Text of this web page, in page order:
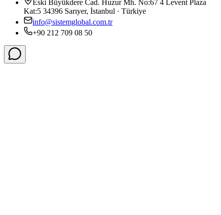
Eski Büyükdere Cad. Huzur Mh. No:67 4 Levent Plaza
Kat:5 34396 Sarıyer, İstanbul · Türkiye
info@sistemglobal.com.tr
+90 212 709 08 50